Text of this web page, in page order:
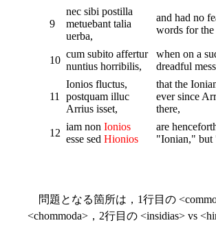
9
nec sibi postilla
metuebant talia
uerba,
and had no
words for the
10
cum subito affertur
nuntius horribilis,
when on a
dreadful
11
Ionios fluctus,
postquam illuc
Arrius isset,
that the
ever since
there,
12
iam non Ionios
esse sed Hionios
are
"Ionian,"
問題となる箇所は，1行目の
<chommoda>，2行目の <insidias> vs